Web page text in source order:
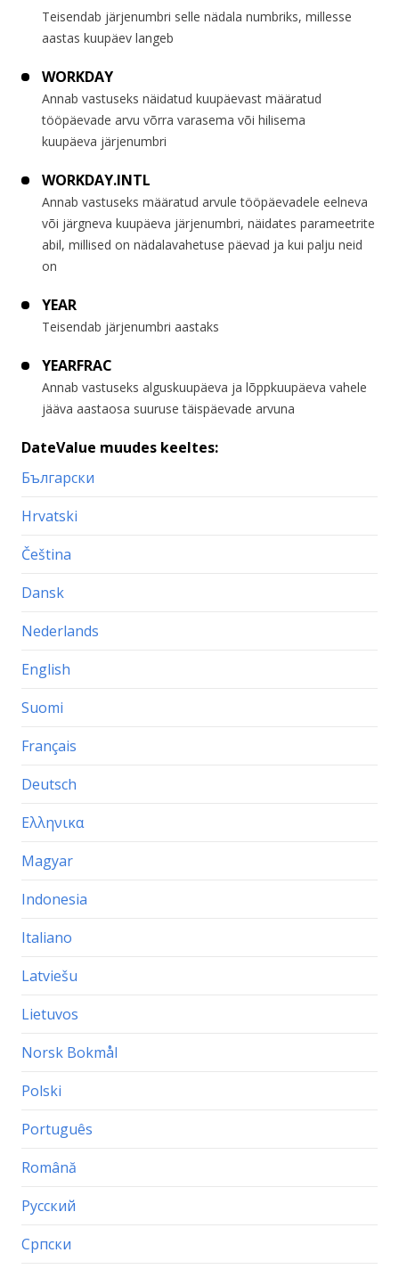
Teisendab järjenumbri selle nädala numbriks, millesse
aastas kuupäev langeb
WORKDAY
Annab vastuseks näidatud kuupäevast määratud
tööpäevade arvu võrra varasema või hilisema
kuupäeva järjenumbri
WORKDAY.INTL
Annab vastuseks määratud arvule tööpäevadele eelneva
või järgneva kuupäeva järjenumbri, näidates parameetrite
abil, millised on nädalavahetuse päevad ja kui palju neid
on
YEAR
Teisendab järjenumbri aastaks
YEARFRAC
Annab vastuseks alguskuupäeva ja lõppkuupäeva vahele
jääva aastaosa suuruse täispäevade arvuna
DateValue muudes keeltes:
Български
Hrvatski
Čeština
Dansk
Nederlands
English
Suomi
Français
Deutsch
Ελληνικα
Magyar
Indonesia
Italiano
Latviešu
Lietuvos
Norsk Bokmål
Polski
Português
Română
Русский
Српски